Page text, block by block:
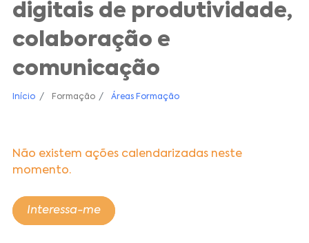
digitais de produtividade,
colaboração e
comunicação
Início Formação Áreas Formação
Não existem ações calendarizadas neste
momento.
Interessa-me